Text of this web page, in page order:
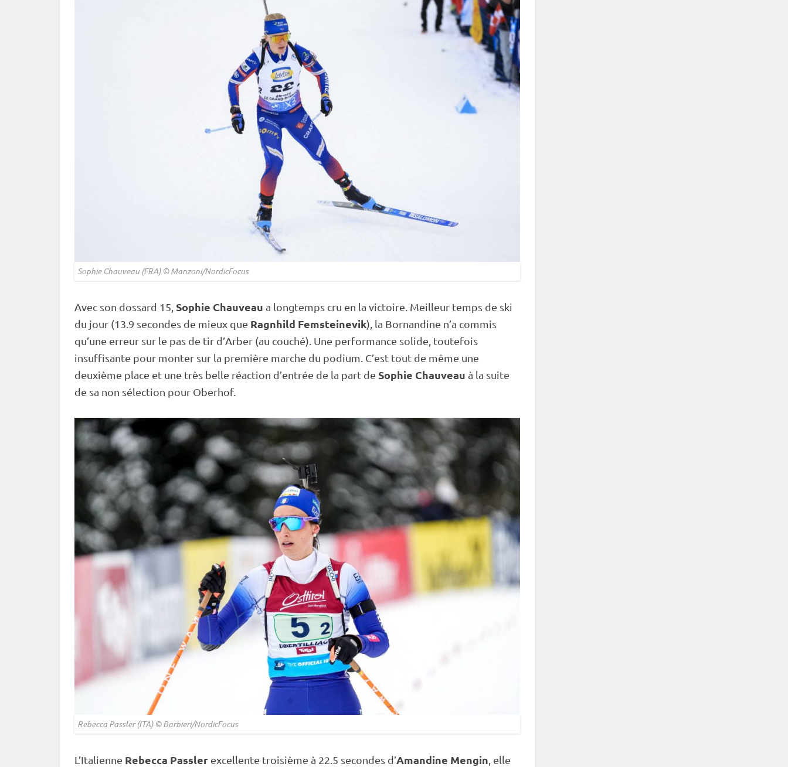
Sophie Chauveau (FRA) © Manzoni/NordicFocus
Avec son dossard 15, Sophie Chauveau a longtemps cru en la victoire. Meilleur temps de ski
du jour (13.9 secondes de mieux que Ragnhild Femsteinevik), la Bornandine n’a commis
qu’une erreur sur le pas de tir d’Arber (au couché). Une performance solide, toutefois
insuffisante pour monter sur la première marche du podium. C’est tout de même une
deuxième place et une très belle réaction d’entrée de la part de Sophie Chauveau à la suite
de sa non sélection pour Oberhof.
Rebecca Passler (ITA) © Barbieri/NordicFocus
L’Italienne Rebecca Passler excellente troisième à 22.5 secondes d’Amandine Mengin , elle